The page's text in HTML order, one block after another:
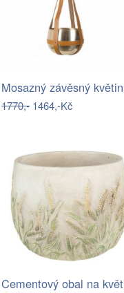
1770,- 1464,-Kč